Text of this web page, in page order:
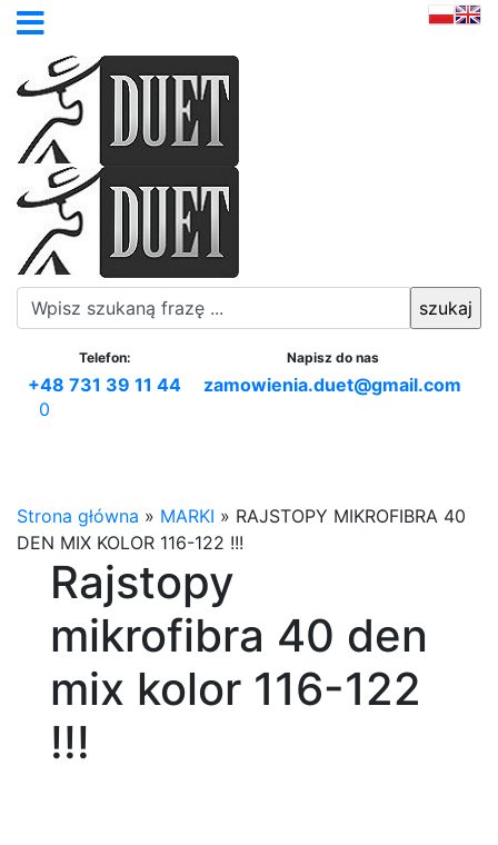
Telefon:
+48 731 39 11 44
Napisz do nas
zamowienia.duet@gmail.com
0
Strona główna » MARKI » RAJSTOPY MIKROFIBRA 40
DEN MIX KOLOR 116-122 !!!
Rajstopy
mikrofibra 40 den
mix kolor 116-122
!!!